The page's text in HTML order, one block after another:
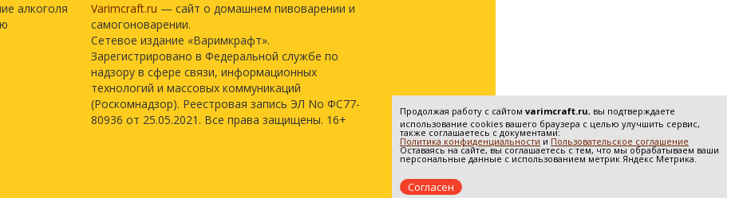
алкоголя
Varimcraft.ru — сайт о домашнем пивоварении и
самогоноварении.
Сетевое издание «Варимкрафт».
Зарегистрировано в Федеральной службе по
надзору в сфере связи, информационных
технологий и массовых коммуникаций
(Роскомнадзор). Реестровая запись ЭЛ No ФС77-
80936 от 25.05.2021. Все права защищены. 16+
Продолжая работу с сайтом varimcraft.ru, вы подтверждаете
использование cookies вашего браузера с целью улучшить сервис,
также соглашаетесь с документами:
Политика конфиденциальности и Пользовательское соглашение
Оставаясь на сайте, вы соглашаетесь с тем, что мы обрабатываем ваши
персональные данные с использованием метрик Яндекс Метрика.
Согласен